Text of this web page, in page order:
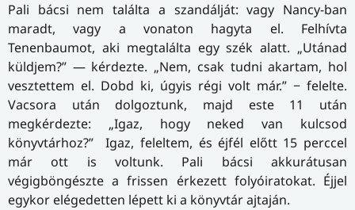
Pali bácsi nem találta a szandálját: vagy Nancy-ban
maradt, vagy a vonaton hagyta el. Felhívta
Tenenbaumot, aki megtalálta egy szék alatt. „Utánad
küldjem?” — kérdezte. „Nem, csak tudni akartam, hol
vesztettem el. Dobd ki, úgyis régi volt már.” − felelte.
Vacsora után dolgoztunk, majd este 11 után
megkérdezte: „Igaz, hogy neked van kulcsod
könyvtárhoz?” Igaz, feleltem, és éjfél előtt 15 perccel
már ott is voltunk. Pali bácsi akkurátusan
végigböngészte a frissen érkezett folyóiratokat. Éjjel
egykor elégedetten lépett ki a könyvtár ajtaján.